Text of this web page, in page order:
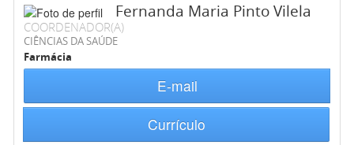
Fernanda Maria Pinto Vilela
COORDENADOR(A)
CIÊNCIAS DA SAÚDE
Farmácia
E-mail
Currículo